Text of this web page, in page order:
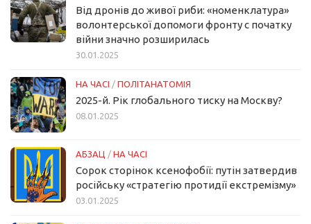
Від дронів до живої риби: «номенклатура»
волонтерської допомоги фронту с початку
війни значно розширилась
30.01.2025
НА ЧАСІ / ПОЛІТАНАТОМІЯ
2025-й. Рік глобального тиску на Москву?
08.01.2025
АБЗАЦ / НА ЧАСІ
Сорок сторінок ксенофобії: путін затвердив
російську «стратегію протидії екстремізму»
03.01.2025